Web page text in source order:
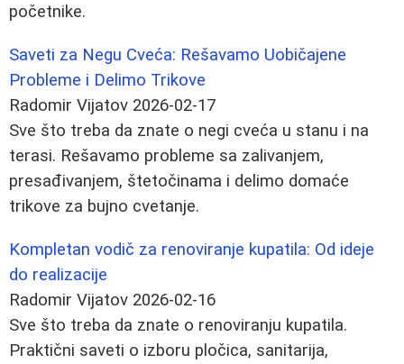
početnike.
Saveti za Negu Cveća: Rešavamo Uobičajene
Probleme i Delimo Trikove
Radomir Vijatov 2026-02-17
Sve što treba da znate o negi cveća u stanu i na
terasi. Rešavamo probleme sa zalivanjem,
presađivanjem, štetočinama i delimo domaće
trikove za bujno cvetanje.
Kompletan vodič za renoviranje kupatila: Od ideje
do realizacije
Radomir Vijatov 2026-02-16
Sve što treba da znate o renoviranju kupatila.
Praktični saveti o izboru pločica, sanitarija,